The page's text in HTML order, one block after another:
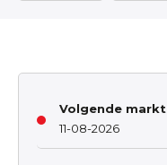
Volgende markt
11-08-2026